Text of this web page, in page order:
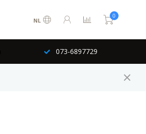
NL
0
073-6897729